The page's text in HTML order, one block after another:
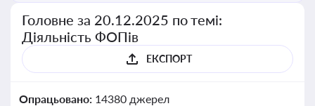
Головне за 20.12.2025 по темі:
Діяльність ФОПів
ЕКСПОРТ
Опрацьовано: 14380 джерел